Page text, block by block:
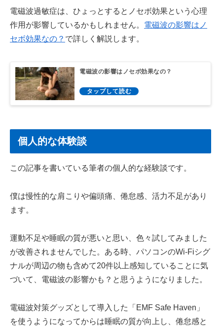
電磁波過敏症は、ひょっとするとノセボ効果という心理
作用が影響しているかもしれません。 電磁波の影響はノ
セボ効果なの？ で詳しく解説します。
電磁波の影響はノセボ効果なの？
個人的な体験談
この記事を書いている筆者の個人的な経験談です。
僕は慢性的な肩こりや偏頭痛、倦怠感、活力不足があり
ます。
運動不足や睡眠の質が悪いと思い、色々試してみました
が改善されませんでした。ある時、パソコンのWi-Fiシグ
ナルが周辺の物も含めて20件以上感知していることに気
づいて、電磁波の影響かも？と思うようになりました。
電磁波対策グッズとして導入した「EMF Safe Haven」
を使うようになってからは睡眠の質が向上し、倦怠感と